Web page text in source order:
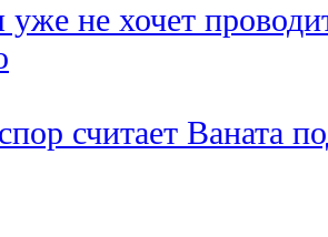
не хочет
считает Ваната